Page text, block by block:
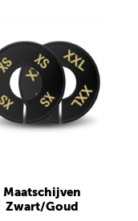
Maatschijven
Zwart/Goud